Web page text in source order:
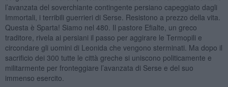
l’avanzata del soverchiante contingente persiano capeggiato dagli
Immortali, i terribili guerrieri di Serse. Resistono a prezzo della vita.
Questa è Sparta! Siamo nel 480. Il pastore Efialte, un greco
traditore, rivela ai persiani il passo per aggirare le Termopili e
circondare gli uomini di Leonida che vengono sterminati. Ma dopo il
sacrificio dei 300 tutte le città greche si uniscono politicamente e
militarmente per fronteggiare l’avanzata di Serse e del suo
immenso esercito.